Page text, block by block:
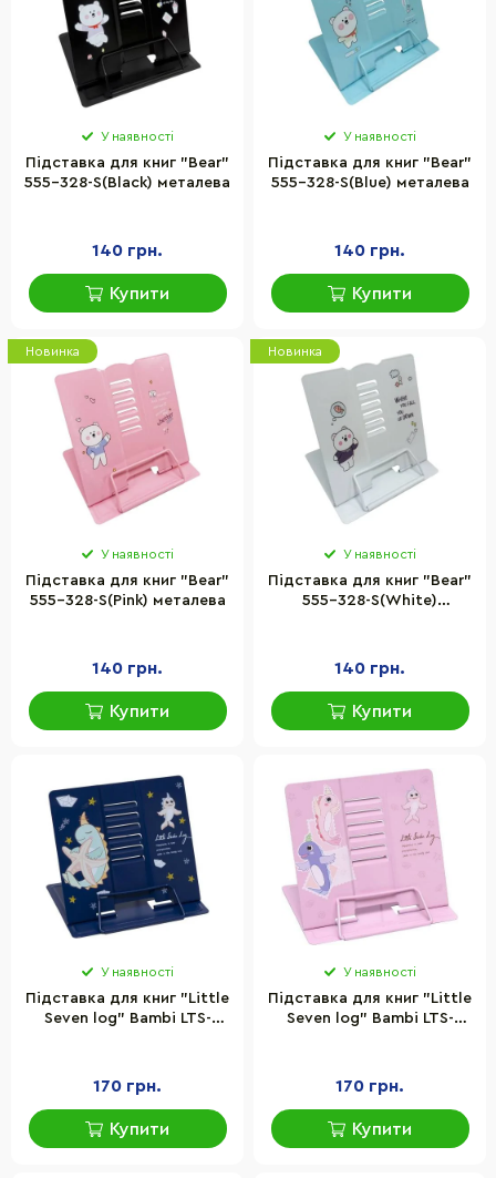
У наявності
Підставка для книг "Bear"
555-328-S(Black) металева
140 грн.
Купити
У наявності
Підставка для книг "Bear"
555-328-S(Blue) металева
140 грн.
Купити
Новинка
У наявності
Підставка для книг "Bear"
555-328-S(Pink) металева
140 грн.
Купити
Новинка
У наявності
Підставка для книг "Bear"
555-328-S(White)
140 грн.
Купити
У наявності
Підставка для книг "Little
Seven log" Bambi LTS-
170 грн.
Купити
У наявності
Підставка для книг "Little
Seven log" Bambi LTS-
170 грн.
Купити